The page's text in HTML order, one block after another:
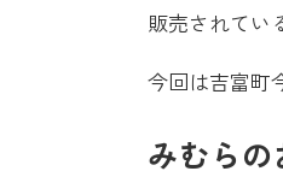
販売されてい
今回は吉富町
みむらの